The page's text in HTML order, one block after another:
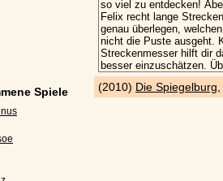
Spiele (2010) Die Spiegelburg